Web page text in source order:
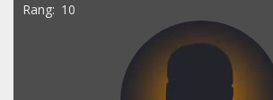
Rang 10